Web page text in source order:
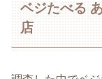
ベジたべる
店